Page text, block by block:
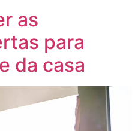
as
para
da casa